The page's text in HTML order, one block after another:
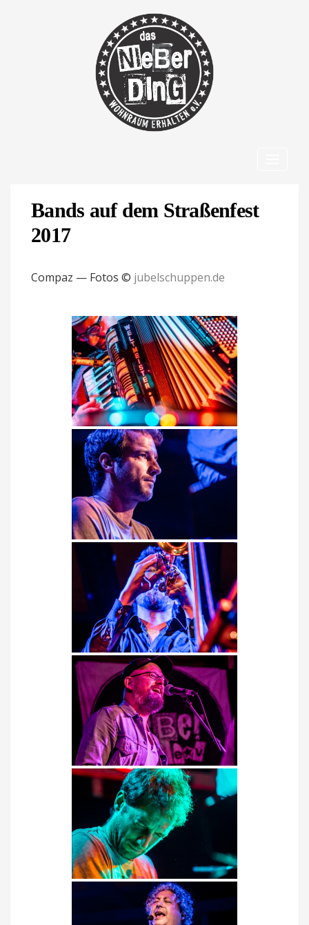
Bands auf dem Stra­ßen­fest
2017
Compaz — Fotos © jubelschuppen.de